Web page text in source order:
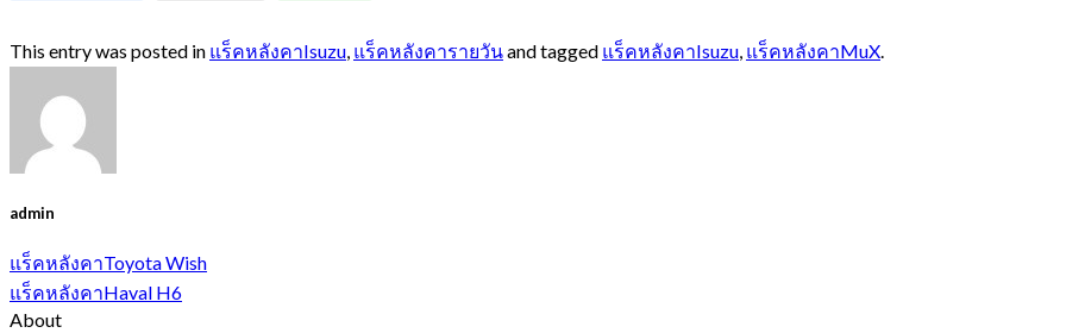
This entry was posted in แร็คหลังคาIsuzu, แร็คหลังคารายวันand tagged แร็คหลังคาIsuzu, แร็คหลังคาMuX.
admin
แร็คหลังคาToyota Wish
แร็คหลังคาHaval H6
About